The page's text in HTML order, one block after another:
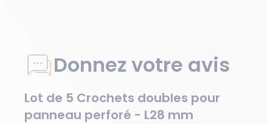
Donnez votre avis
Lot de 5 Crochets doubles pour
panneau perforé - L28 mm